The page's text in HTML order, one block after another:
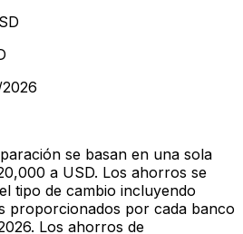
se basan en una sola
a USD. Los ahorros se
tipo de cambio incluyendo
proporcionados por cada banco
Los ahorros de